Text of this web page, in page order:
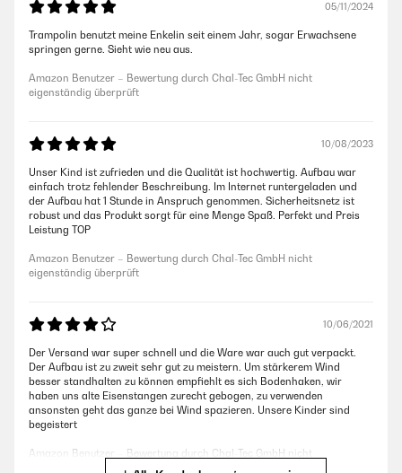
05/11/2024
Trampolin benutzt meine Enkelin seit einem Jahr, sogar Erwachsene
springen gerne. Sieht wie neu aus.
Amazon Benutzer – Bewertung durch Chal-Tec GmbH nicht
eigenständig überprüft
10/08/2023
Unser Kind ist zufrieden und die Qualität ist hochwertig. Aufbau war
einfach trotz fehlender Beschreibung. Im Internet runtergeladen und
der Aufbau hat 1 Stunde in Anspruch genommen. Sicherheitsnetz ist
robust und das Produkt sorgt für eine Menge Spaß. Perfekt und Preis
Leistung TOP
Amazon Benutzer – Bewertung durch Chal-Tec GmbH nicht
eigenständig überprüft
10/06/2021
Der Versand war super schnell und die Ware war auch gut verpackt.
Der Aufbau ist zu zweit sehr gut zu meistern. Um stärkerem Wind
besser standhalten zu können empfiehlt es sich Bodenhaken, wir
haben uns alte Eisenstangen zurecht gebogen, zu verwenden
ansonsten geht das ganze bei Wind spazieren. Unsere Kinder sind
begeistert
Amazon Benutzer – Bewertung durch Chal-Tec GmbH nicht
eigenständig überprüft